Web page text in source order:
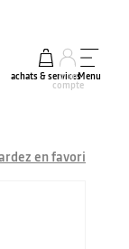
achats & services
mon
compte
Menu
en favori